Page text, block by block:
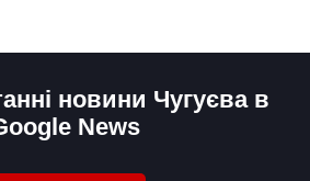
новини Чугуєва в
News